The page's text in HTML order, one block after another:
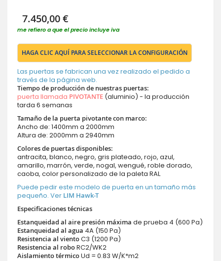
7.450,00 €
me refiero a que el precio incluye iva
HAGA CLIC AQUÍ PARA SELECCIONAR LA CONFIGURACIÓN
Las puertas se fabrican una vez realizado el pedido a
través de la página web.
Tiempo de producción de nuestras puertas:
puerta llamada PIVOTANTE (aluminio) - la producción
tarda 6 semanas
Tamaño de la puerta pivotante con marco:
Ancho de: 1400mm a 2000mm
Altura de: 2000mm a 2940mm
Colores de puertas disponibles:
antracita, blanco, negro, gris plateado, rojo, azul,
amarillo, marrón, verde, nogal, wengué, roble dorado,
caoba, color personalizado de la paleta RAL
Puede pedir este modelo de puerta en un tamaño más
pequeño. Ver LIM Hawk-T
Especificaciones técnicas
Estanqueidad al aire presión máxima de prueba 4 (600 Pa)
Estanqueidad al agua 4A (150 Pa)
Resistencia al vientoC3 (1200 Pa)
Resistencia al roboRC2/WK2
Aislamiento térmicoUd = 0.83 W/K*m2